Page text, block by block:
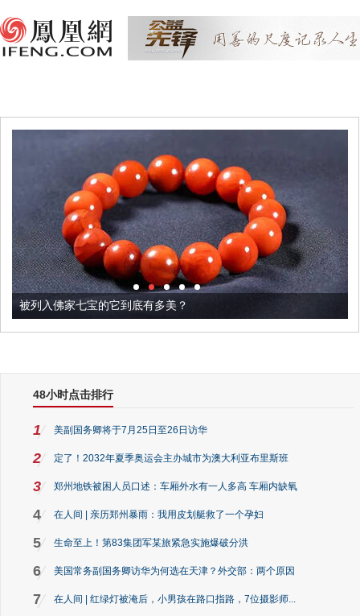
被列入佛家七宝的它到底有多美？
48小时点击排行
1 美副国务卿将于7月25日至26日访华
2 定了！2032年夏季奥运会主办城市为澳大利亚布里斯班
3 郑州地铁被困人员口述：车厢外水有一人多高 车厢内缺氧
4 在人间 | 亲历郑州暴雨：我用皮划艇救了一个孕妇
5 生命至上！第83集团军某旅紧急实施爆破分洪
6 美国常务副国务卿访华为何选在天津？外交部：两个原因
7 在人间 | 红绿灯被淹后，小男孩在路口指路，7位摄影师...